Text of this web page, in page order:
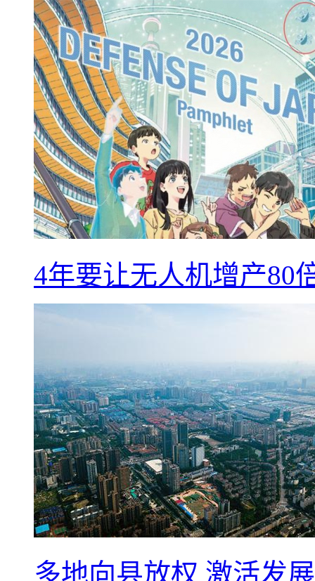
4年要让无人机增产80
多地向县放权 激活发